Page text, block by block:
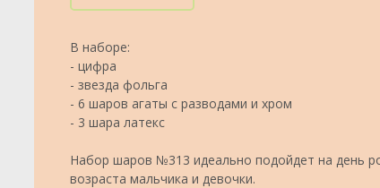
В наборе:
- цифра
- звезда фольга
- 6 шаров агаты с разводами и хром
- 3 шара латекс
Набор шаров №313 идеально подойдет на день
возраста мальчика и девочки.